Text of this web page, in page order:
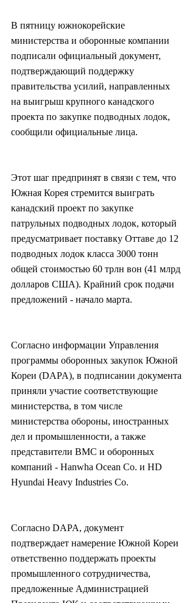
В пятницу южнокорейские
министерства и оборонные компании
подписали официальный документ,
подтверждающий поддержку
правительства усилий, направленных
на выигрыш крупного канадского
проекта по закупке подводных лодок,
сообщили официальные лица.
Этот шаг предпринят в связи с тем, что
Южная Корея стремится выиграть
канадский проект по закупке
патрульных подводных лодок, который
предусматривает поставку Оттаве до 12
подводных лодок класса 3000 тонн
общей стоимостью 60 трлн вон (41 млрд
долларов США). Крайний срок подачи
предложений - начало марта.
Согласно информации Управления
программы оборонных закупок Южной
Кореи (DAPA), в подписании документа
приняли участие соответствующие
министерства, в том числе
министерства обороны, иностранных
дел и промышленности, а также
представители ВМС и оборонных
компаний - Hanwha Ocean Co. и HD
Hyundai Heavy Industries Co.
Согласно DAPA, документ
подтверждает намерение Южной Кореи
ответственно поддержать проекты
промышленного сотрудничества,
предложенные Администрацией